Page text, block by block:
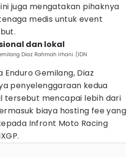
ini juga mengatakan pihaknya
medis untuk event
dan lokal
Diaz Rahmah Irhani. (IDN
Enduro Gemilang, Diaz
penyelenggaraan kedua
tersebut mencapai lebih dari
biaya hosting fee yang
Infront Moto Racing